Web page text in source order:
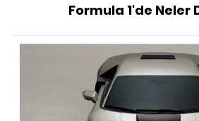
Formula 1'de Neler